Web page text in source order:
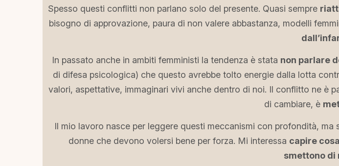
Spesso questi conflitti non parlano solo del presente. Quasi sempre
bisogno di approvazione, paura di non valere abbastanza, modelli
In passato anche in ambiti femministi la tendenza è stata non parlare
di difesa psicologica) che questo avrebbe tolto energie dalla lotta
valori, aspettative, immaginari vivi anche dentro di noi. Il conflitto ne è
di cambiare, è
Il mio lavoro nasce per leggere questi meccanismi con profondità,
donne che devono volersi bene per forza. Mi interessa capire
smettono di